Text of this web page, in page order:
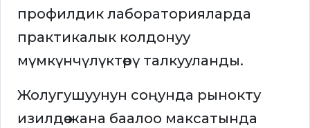
профилдик лабораторияларда
практикалык колдонуу
мүмкүнчүлүктөрү талкууланды.
Жолугушуунун соңунда рынокту
изилдөө жана баалоо максатында